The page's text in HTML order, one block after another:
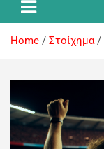
Home Στοίχημα